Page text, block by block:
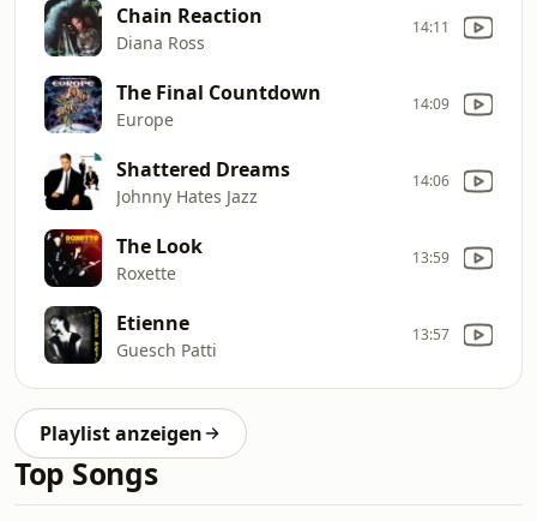
Chain Reaction
Diana Ross
14:11
The Final Countdown
Europe
14:09
Shattered Dreams
Johnny Hates Jazz
14:06
The Look
Roxette
13:59
Etienne
Guesch Patti
13:57
Playlist anzeigen
Top Songs